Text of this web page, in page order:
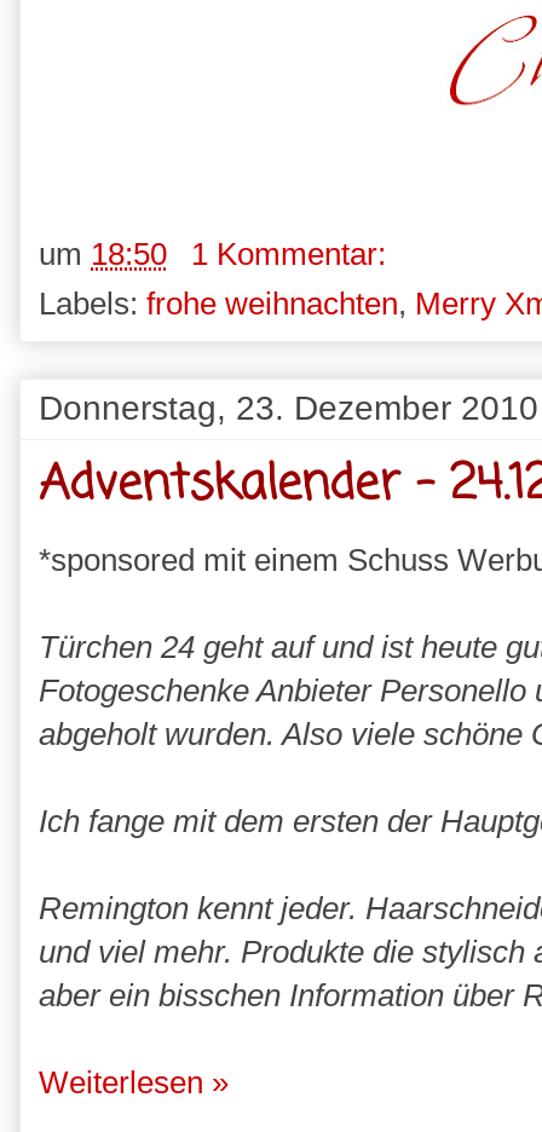
um 18:50
1 Kommentar:
Labels: frohe weihnachten, Merry
Donnerstag, 23. Dezember 2010
Adventskalender -
*sponsored mit einem Schuss
Türchen 24 geht auf und ist heute
Fotogeschenke Anbieter
abgeholt wurden. Also viele schöne
Ich fange mit dem ersten der
Remington kennt jeder.
und viel mehr. Produkte die
aber ein bisschen Information über
Weiterlesen »